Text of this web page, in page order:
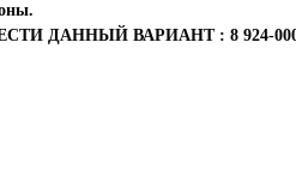
ДАННЫЙ ВАРИАНТ : 8 924-000-